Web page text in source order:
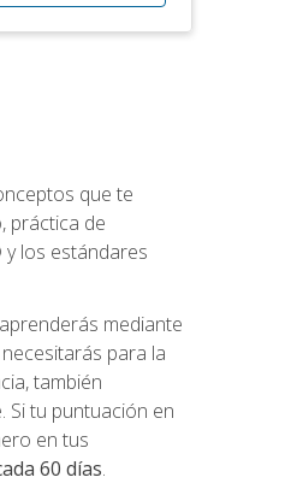
que te
práctica de
los estándares
mediante
para la
también
Si tu puntuación en
en tus
60 días.